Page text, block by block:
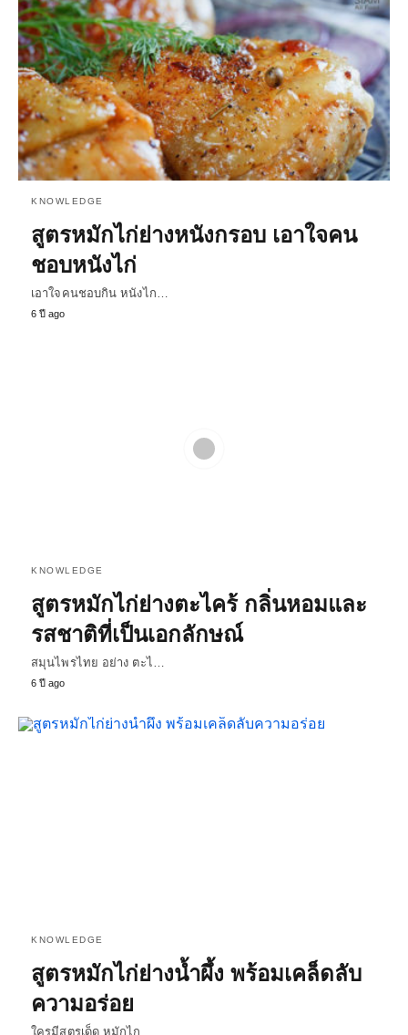
KNOWLEDGE
สูตรหมักไก่ย่างหนังกรอบ เอาใจคน
ชอบหนังไก่
เอาใจคนชอบกิน หนังไก…
6 ปี ago
KNOWLEDGE
สูตรหมักไก่ย่างตะไคร้ กลิ่นหอมและ
รสชาติที่เป็นเอกลักษณ์
สมุนไพรไทย อย่าง ตะไ…
6 ปี ago
KNOWLEDGE
สูตรหมักไก่ย่างน้ำผึ้ง พร้อมเคล็ดลับ
ความอร่อย
ใครมีสูตรเด็ด หมักไก…